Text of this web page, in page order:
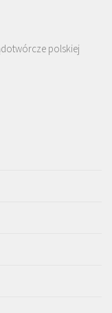
polskiej